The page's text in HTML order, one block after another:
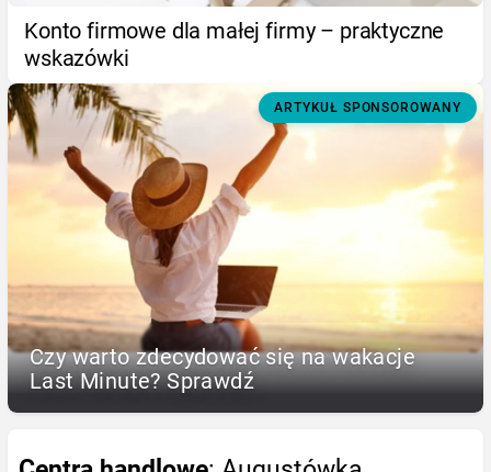
Konto firmowe dla małej firmy – praktyczne
wskazówki
ARTYKUŁ SPONSOROWANY
Czy warto zdecydować się na wakacje
Last Minute? Sprawdź